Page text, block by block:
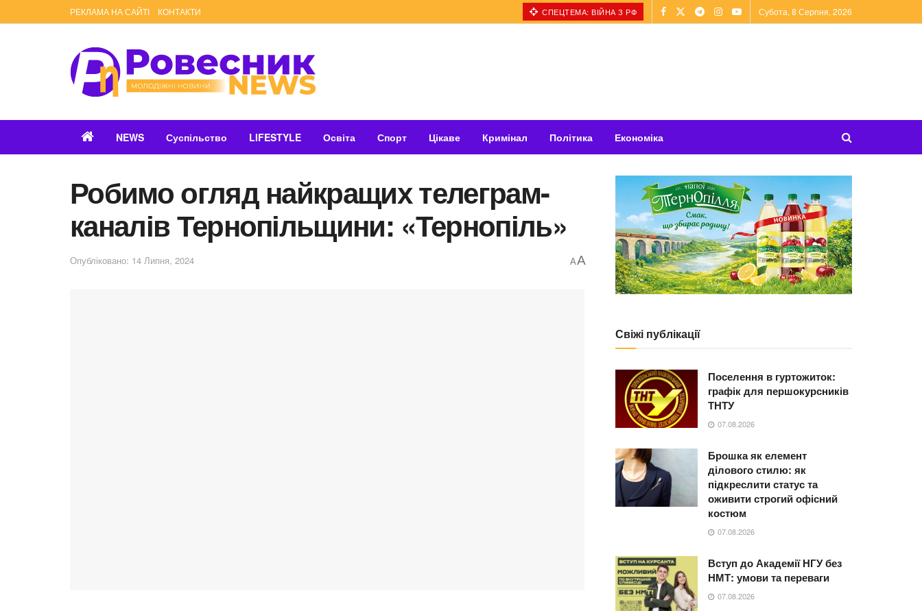
РЕКЛАМА НА САЙТІ КОНТАКТИ СПЕЦТЕМА: ВІЙНА З РФ Субота, 8 Серпня, 2026
NEWS Суспільство LIFESTYLE Освіта Спорт Цікаве Кримінал Політика Економіка
Робимо огляд найкращих телеграм-
каналів Тернопільщини: «Тернопіль»
Опубліковано: 14 Липня, 2024 AA
Свіжі публікації
Поселення в гуртожиток:
графік для першокурсників
ТНТУ
07.08.2026
Брошка як елемент
ділового стилю: як
підкреслити статус та
оживити строгий офісний
костюм
07.08.2026
Вступ до Академії НГУ без
НМТ: умови та переваги
07.08.2026